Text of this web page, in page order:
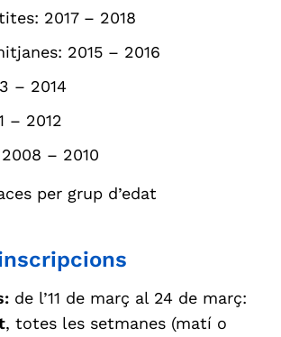
2017 – 2018
2015 – 2016
– 2014
– 2012
– 2010
per grup d’edat
de l’11 de març al 24 de març:
, totes les setmanes (matí o